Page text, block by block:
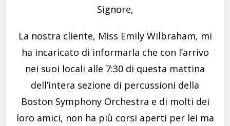
Signore,
La nostra cliente, Miss Emily Wilbraham, mi
ha incaricato di informarla che con l’arrivo
nei suoi locali alle 7:30 di questa mattina
dell’intera sezione di percussioni della
Boston Symphony Orchestra e di molti dei
loro amici, non ha più corsi aperti per lei ma